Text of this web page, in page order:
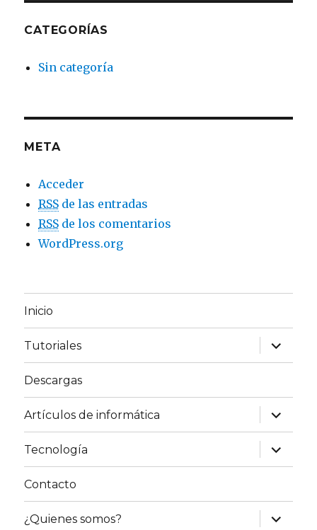
CATEGORÍAS
Sin categoría
META
Acceder
RSS de las entradas
RSS de los comentarios
WordPress.org
Inicio
Tutoriales
expande
el
menú
Descargas
Artículos de informática
expande
el
menú
inferior
Tecnología
expande
el
menú
Contacto
¿Quienes somos?
expande
el